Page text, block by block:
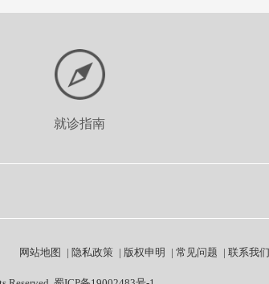
就诊指南
网站地图 隐私政策 版权申明 常见问题 联系我们